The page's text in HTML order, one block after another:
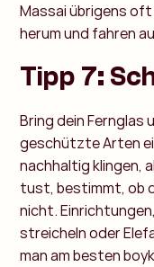
Massai übrigens
herum und fahren
Tipp 7:
Bring dein Fernglas
geschützte Arten
nachhaltig klingen,
tust, bestimmt, ob
nicht.
streicheln oder
man am besten